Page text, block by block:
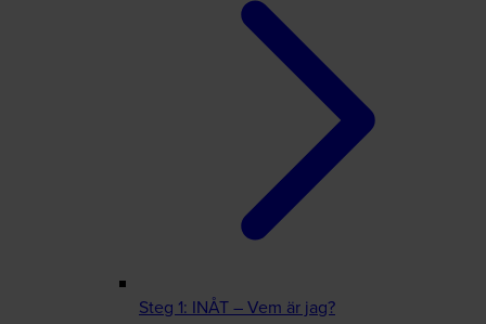
Steg 1: INÅT – Vem är jag?